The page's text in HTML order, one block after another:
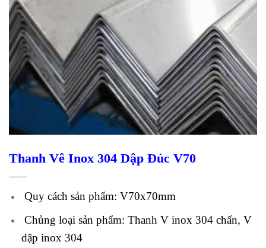
Thanh Vê Inox 304 Dập Đúc V70
Quy cách sản phẩm: V70x70mm
Chủng loại sản phẩm: Thanh V inox 304 chấn, V
dập inox 304